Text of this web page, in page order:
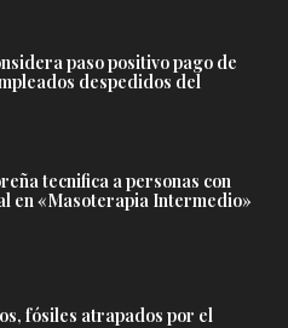
paso positivo pago de
despedidos del
tecnifica a personas con
en «Masoterapia Intermedio»
fósiles atrapados por el